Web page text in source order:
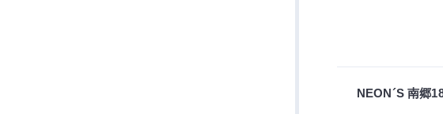
NEON´S 南郷